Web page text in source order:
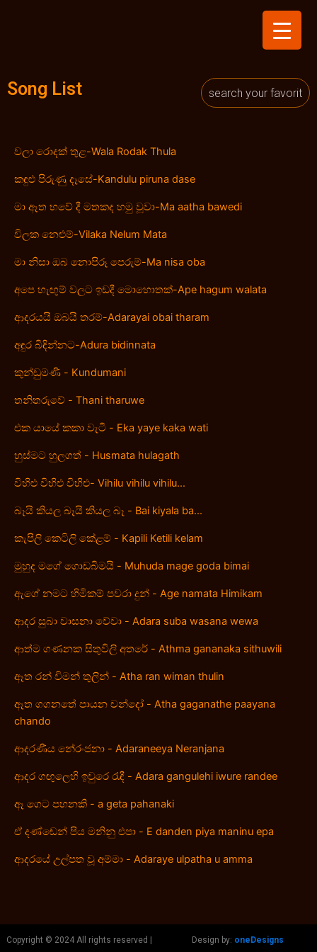
Song List
වලා රොදක් තුළ-Wala Rodak Thula
කඳුළු පිරුණු දෑසේ-Kandulu piruna dase
මා ඈත භවේ දී මතකද හමු වූවා-Ma aatha bawedi
විලක නෙළුම්-Vilaka Nelum Mata
මා නිසා ඔබ නොපිරූ පෙරුම්-Ma nisa oba
අපෙ හැඟුම් වලට ඉඩදී මොහොතක්-Ape hagum walata
ආදරයයි ඔබයි තරම්-Adarayai obai tharam
අඳුර බිඳින්නට-Adura bidinnata
කුන්ඩුමණී - Kundumani
තනිතරුවේ - Thani tharuwe
එක යායේ කකා වැටී - Eka yaye kaka wati
හුස්මට හුලගත් - Husmata hulagath
විහිළු විහිළු විහිළු- Vihilu vihilu vihilu...
බෑයි කියල බෑයි කියල බෑ - Bai kiyala ba...
කැපිලි කෙටිලි කේළම් - Kapili Ketili kelam
මුහුද මගේ ගොඩබිමයි - Muhuda mage goda bimai
ඇගේ නමට හිමිකම් පවරා දුන් - Age namata Himikam
ආදර සුබා වාසනා වේවා - Adara suba wasana wewa
ආත්ම ගණනක සිතුවිලි අතරේ - Athma gananaka sithuwili
ඈත රන් විමන් තුලින් - Atha ran wiman thulin
ඈත ගගනතේ පායන චන්දෝ - Atha gaganathe paayana
chando
ආදරණීය නේරංජනා - Adaraneeya Neranjana
ආදර ගඟුලෙහි ඉවුරෙ රැඳී - Adara gangulehi iwure randee
ඈ ගෙට පහනකි - a geta pahanaki
ඒ දණ්‍‍ඬෙන් පිය මනිනු එපා - E danden piya maninu epa
ආදරයේ උල්පත වූ අම්මා - Adaraye ulpatha u amma
Copyright © 2024 All rights reserved | Design by: oneDesigns